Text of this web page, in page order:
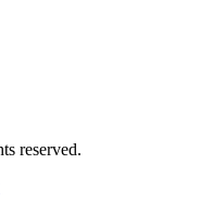
reserved.